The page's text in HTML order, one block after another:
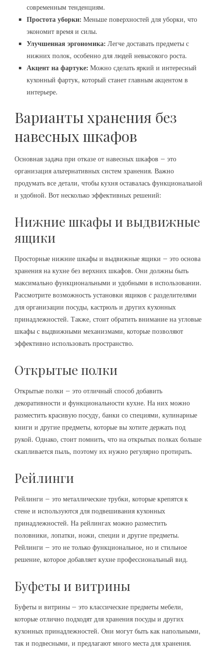
современным тенденциям.
Простота уборки: Меньше поверхностей для уборки, что
экономит время и силы.
Улучшенная эргономика: Легче доставать предметы с
нижних полок, особенно для людей невысокого роста.
Акцент на фартуке: Можно сделать яркий и интересный
кухонный фартук, который станет главным акцентом в
интерьере.
Варианты хранения без
навесных шкафов
Основная задача при отказе от навесных шкафов – это
организация альтернативных систем хранения. Важно
продумать все детали, чтобы кухня оставалась функциональной
и удобной. Вот несколько эффективных решений:
Нижние шкафы и выдвижные
ящики
Просторные нижние шкафы и выдвижные ящики – это основа
хранения на кухне без верхних шкафов. Они должны быть
максимально функциональными и удобными в использовании.
Рассмотрите возможность установки ящиков с разделителями
для организации посуды, кастрюль и других кухонных
принадлежностей. Также, стоит обратить внимание на угловые
шкафы с выдвижными механизмами, которые позволяют
эффективно использовать пространство.
Открытые полки
Открытые полки – это отличный способ добавить
декоративности и функциональности кухне. На них можно
разместить красивую посуду, банки со специями, кулинарные
книги и другие предметы, которые вы хотите держать под
рукой. Однако, стоит помнить, что на открытых полках больше
скапливается пыль, поэтому их нужно регулярно протирать.
Рейлинги
Рейлинги – это металлические трубки, которые крепятся к
стене и используются для подвешивания кухонных
принадлежностей. На рейлингах можно разместить
половники, лопатки, ножи, специи и другие предметы.
Рейлинги – это не только функциональное, но и стильное
решение, которое добавляет кухне профессиональный вид.
Буфеты и витрины
Буфеты и витрины – это классические предметы мебели,
которые отлично подходят для хранения посуды и других
кухонных принадлежностей. Они могут быть как напольными,
так и подвесными, и предлагают много места для хранения.